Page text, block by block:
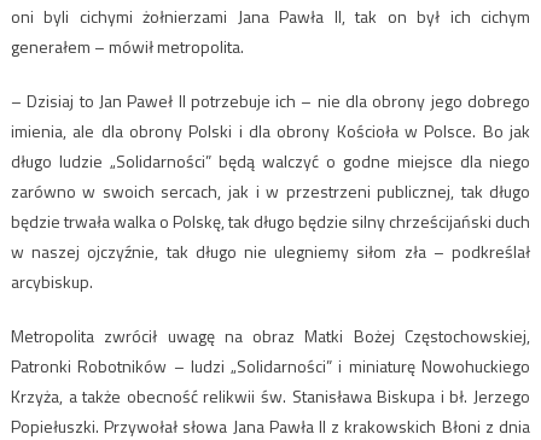
oni byli cichymi żołnierzami Jana Pawła II, tak on był ich cichym
generałem – mówił metropolita.
– Dzisiaj to Jan Paweł II potrzebuje ich – nie dla obrony jego dobrego
imienia, ale dla obrony Polski i dla obrony Kościoła w Polsce. Bo jak
długo ludzie „Solidarności” będą walczyć o godne miejsce dla niego
zarówno w swoich sercach, jak i w przestrzeni publicznej, tak długo
będzie trwała walka o Polskę, tak długo będzie silny chrześcijański duch
w naszej ojczyźnie, tak długo nie ulegniemy siłom zła – podkreślał
arcybiskup.
Metropolita zwrócił uwagę na obraz Matki Bożej Częstochowskiej,
Patronki Robotników – ludzi „Solidarności” i miniaturę Nowohuckiego
Krzyża, a także obecność relikwii św. Stanisława Biskupa i bł. Jerzego
Popiełuszki. Przywołał słowa Jana Pawła II z krakowskich Błoni z dnia